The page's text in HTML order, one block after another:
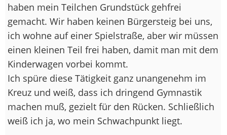
haben mein Teilchen Grundstück gehfrei
gemacht. Wir haben keinen Bürgersteig bei uns,
ich wohne auf einer Spielstraße, aber wir müssen
einen kleinen Teil frei haben, damit man mit dem
Kinderwagen vorbei kommt.
Ich spüre diese Tätigkeit ganz unangenehm im
Kreuz und weiß, dass ich dringend Gymnastik
machen muß, gezielt für den Rücken. Schließlich
weiß ich ja, wo mein Schwachpunkt liegt.